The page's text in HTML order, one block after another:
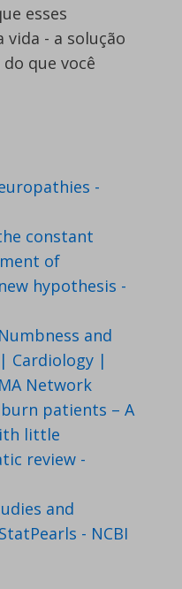
esses
- a solução
que você
-
constant
of
hypothesis -
and
Cardiology |
Network
patients – A
little
review -
and
- NCBI